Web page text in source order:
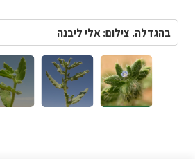
בהגדלה. צילום: אלי ליבנה